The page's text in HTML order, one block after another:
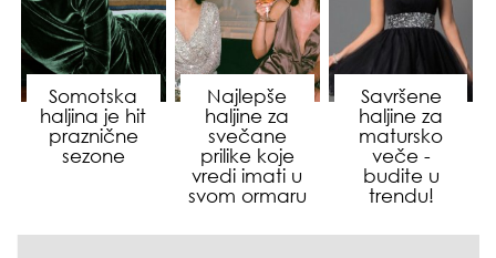
Somotska
haljina je hit
praznične
sezone
Najlepše
haljine za
svečane
prilike koje
vredi imati u
svom ormaru
Savršene
haljine za
matursko
veče -
budite u
trendu!